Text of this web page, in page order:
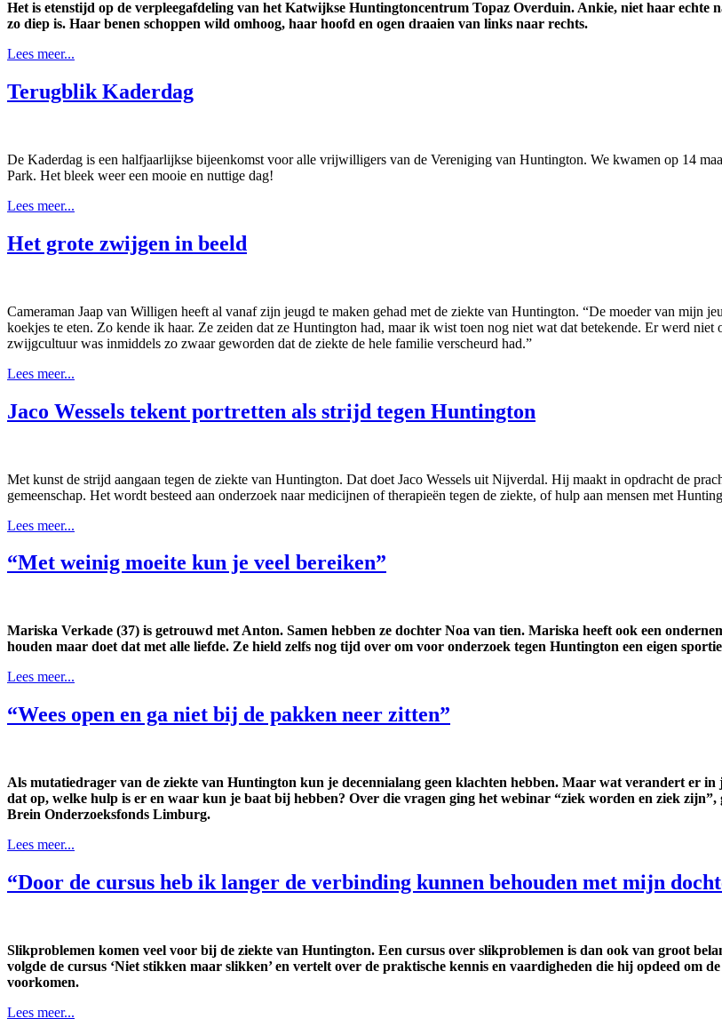
Het is etenstijd op de verpleegafdeling van het Katwijkse Huntingtoncentrum Topaz Overduin. Ankie, niet haar echte
zo diep is. Haar benen schoppen wild omhoog, haar hoofd en ogen draaien van links naar rechts.
Lees meer...
Terugblik Kaderdag
De Kaderdag is een halfjaarlijkse bijeenkomst voor alle vrijwilligers van de Vereniging van Huntington. We kwamen op 14
Park. Het bleek weer een mooie en nuttige dag!
Lees meer...
Het grote zwijgen in beeld
Cameraman Jaap van Willigen heeft al vanaf zijn jeugd te maken gehad met de ziekte van Huntington. “De moeder van mijn
koekjes te eten. Zo kende ik haar. Ze zeiden dat ze Huntington had, maar ik wist toen nog niet wat dat betekende. Er werd
zwijgcultuur was inmiddels zo zwaar geworden dat de ziekte de hele familie verscheurd had.”
Lees meer...
Jaco Wessels tekent portretten als strijd tegen Huntington
Met kunst de strijd aangaan tegen de ziekte van Huntington. Dat doet Jaco Wessels uit Nijverdal. Hij maakt in opdracht de
gemeenschap. Het wordt besteed aan onderzoek naar medicijnen of therapieën tegen de ziekte, of hulp aan mensen met
Lees meer...
“Met weinig moeite kun je veel bereiken”
Mariska Verkade (37) is getrouwd met Anton. Samen hebben ze dochter Noa van tien. Mariska heeft ook een
houden maar doet dat met alle liefde. Ze hield zelfs nog tijd over om voor onderzoek tegen Huntington een eigen
Lees meer...
“Wees open en ga niet bij de pakken neer zitten”
Als mutatiedrager van de ziekte van Huntington kun je decennialang geen klachten hebben. Maar wat verandert er in
dat op, welke hulp is er en waar kun je baat bij hebben? Over die vragen ging het webinar “ziek worden en ziek
Brein Onderzoeksfonds Limburg.
Lees meer...
“Door de cursus heb ik langer de verbinding kunnen behouden met mijn
Slikproblemen komen veel voor bij de ziekte van Huntington. Een cursus over slikproblemen is dan ook van groot
volgde de cursus ‘Niet stikken maar slikken’ en vertelt over de praktische kennis en vaardigheden die hij opdeed om
voorkomen.
Lees meer...